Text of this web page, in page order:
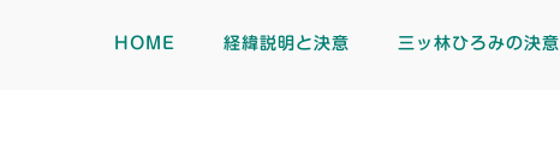
HOME 経緯説明と決意 三ッ林ひろみの決意